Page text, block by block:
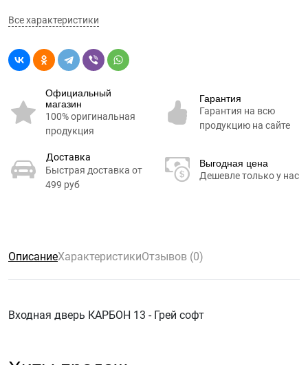
Все характеристики
Официальный
магазин
100% оригинальная
продукция
Гарантия
Гарантия на всю
продукцию на сайте
Доставка
Быстрая доставка от
499 руб
Выгодная цена
Дешевле только у нас
ОписаниеХарактеристикиОтзывов (0)
Входная дверь КАРБОН 13 - Грей софт